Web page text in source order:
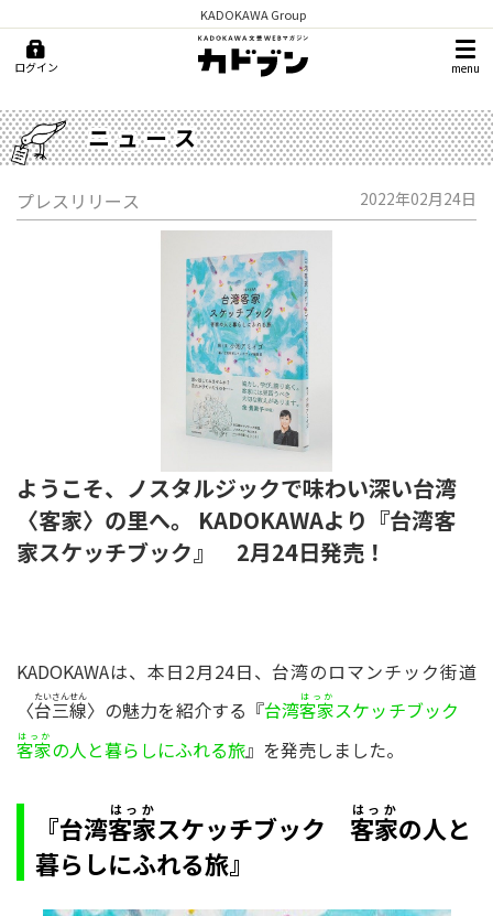
KADOKAWA Group
ログイン menu
ニュース
プレスリリース 2022年02月24日
ようこそ、ノスタルジックで味わい深い台湾
〈客家〉の里へ。 KADOKAWAより『台湾客
家スケッチブック』 2月24日発売！
KADOKAWAは、本日2月24日、台湾のロマンチック街道
〈台三
たいさん
線
せん〉の魅力を紹介する『台湾客家
はっか スケッチブック
客家
はっか の人と暮らしにふれる旅』を発売しました。
『台湾客家
はっか スケッチブック 客家
はっか の人と
暮らしにふれる旅』